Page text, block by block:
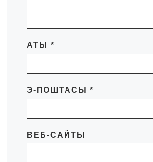
АТЫ *
Э-ПОШТАСЫ *
ВЕБ-САЙТЫ